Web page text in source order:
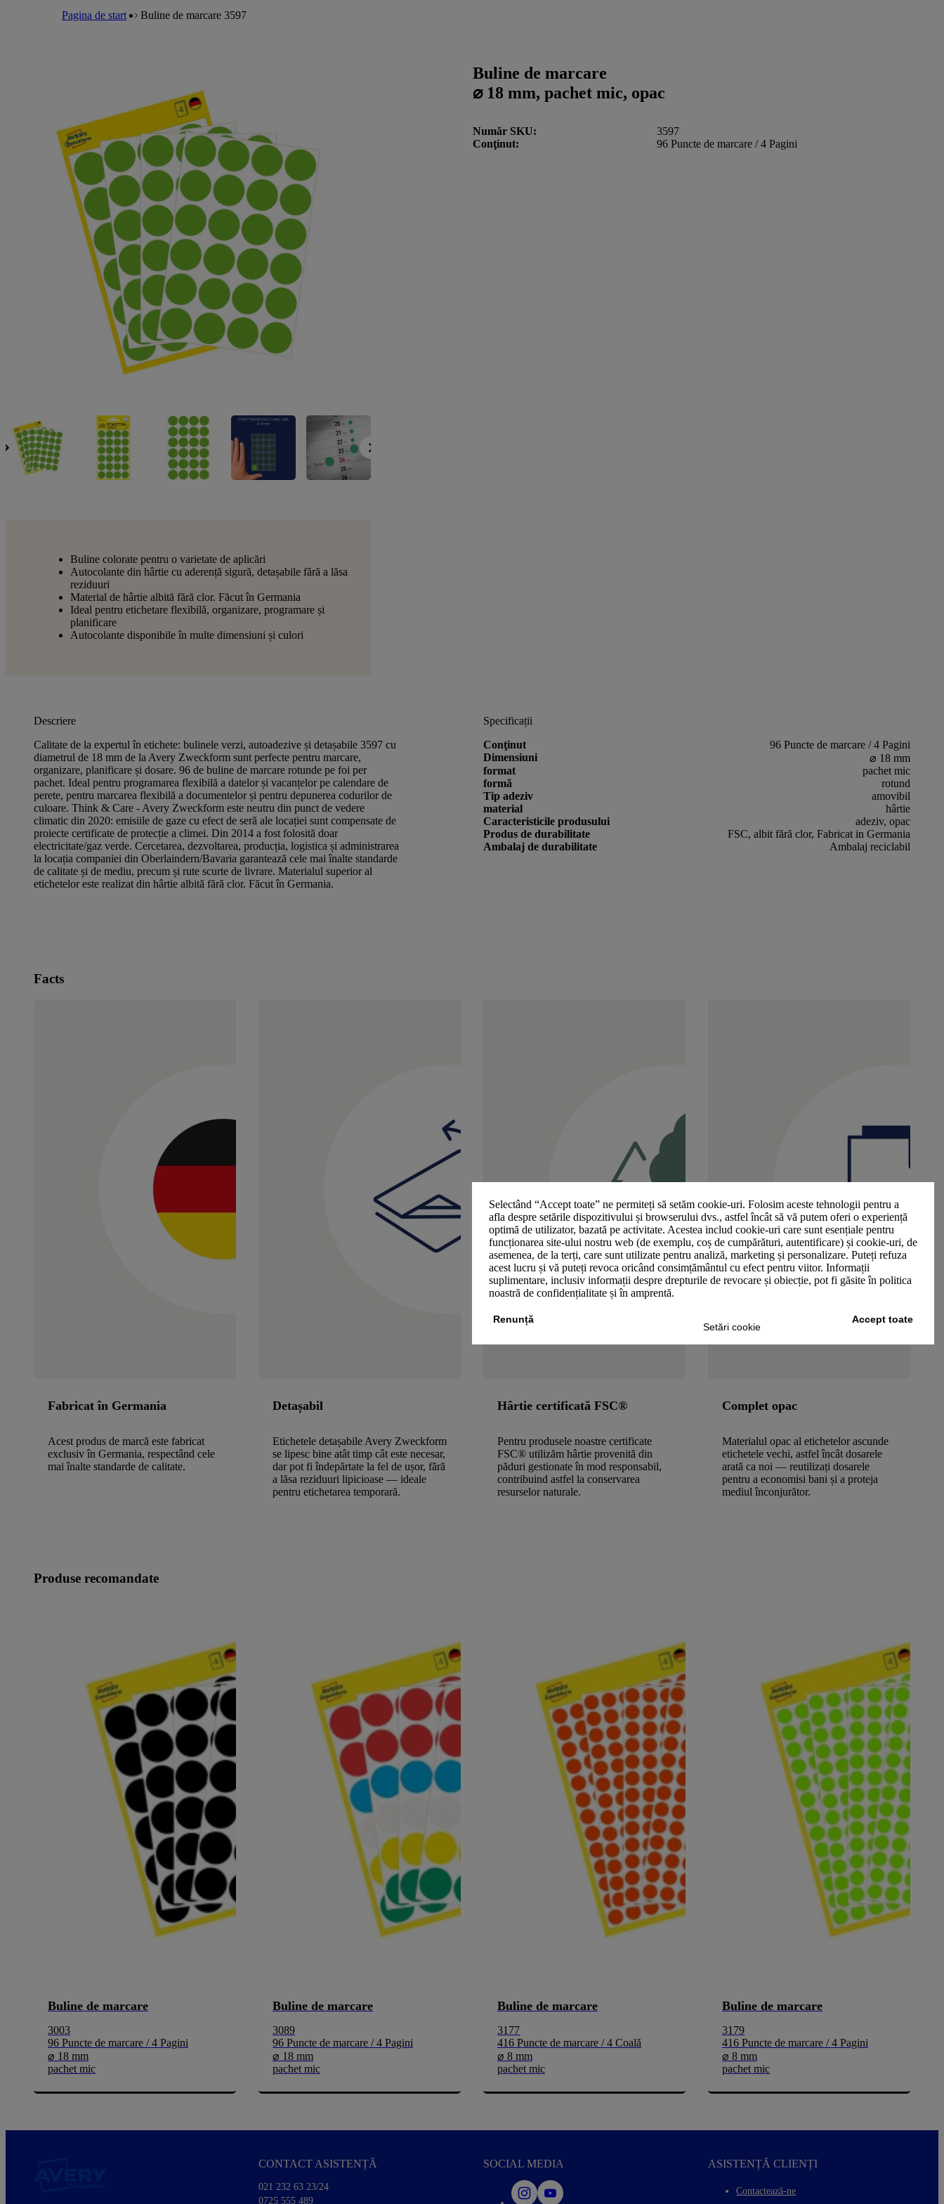
Selectând “Accept toate” ne permiteți să setăm cookie-uri. Folosim aceste tehnologii pentru a
afla despre setările dispozitivului și browserului dvs., astfel încât să vă putem oferi o experiență
optimă de utilizator, bazată pe activitate. Acestea includ cookie-uri care sunt esențiale pentru
funcționarea site-ului nostru web (de exemplu, coș de cumpărături, autentificare) și cookie-uri, de
asemenea, de la terți, care sunt utilizate pentru analiză, marketing și personalizare. Puteți refuza
acest lucru și vă puteți revoca oricând consimțământul cu efect pentru viitor. Informații
suplimentare, inclusiv informații despre drepturile de revocare și obiecție, pot fi găsite în politica
noastră de confidențialitate și în amprentă.
Setări cookie
Renunță Accept toate
Pagina de start Buline de marcare 3597
Buline de marcare
⌀ 18 mm, pachet mic, opac
Număr SKU
3597
Conţinut
96 Puncte de marcare / 4 Pagini
Buline colorate pentru o varietate de aplicări
Autocolante din hârtie cu aderență sigură, detașabile fără a lăsa
reziduuri
Material de hârtie albită fără clor. Făcut în Germania
Ideal pentru etichetare flexibilă, organizare, programare și
planificare
Autocolante disponibile în multe dimensiuni și culori
Descriere
Calitate de la expertul în etichete: bulinele verzi, autoadezive și detașabile 3597 cu
diametrul de 18 mm de la Avery Zweckform sunt perfecte pentru marcare,
organizare, planificare și dosare. 96 de buline de marcare rotunde pe foi per
pachet. Ideal pentru programarea flexibilă a datelor și vacanțelor pe calendare de
perete, pentru marcarea flexibilă a documentelor și pentru depunerea codurilor de
culoare. Think & Care - Avery Zweckform este neutru din punct de vedere
climatic din 2020: emisiile de gaze cu efect de seră ale locației sunt compensate de
proiecte certificate de protecție a climei. Din 2014 a fost folosită doar
electricitate/gaz verde. Cercetarea, dezvoltarea, producția, logistica și administrarea
la locația companiei din Oberlaindern/Bavaria garantează cele mai înalte standarde
de calitate și de mediu, precum și rute scurte de livrare. Materialul superior al
etichetelor este realizat din hârtie albită fără clor. Făcut în Germania.
Specificații
Conţinut
96 Puncte de marcare / 4 Pagini
Dimensiuni
⌀ 18 mm
format
pachet mic
formă
rotund
Tip adeziv
amovibil
material
hârtie
Caracteristicile produsului
adeziv, opac
Produs de durabilitate
FSC, albit fără clor, Fabricat in Germania
Ambalaj de durabilitate
Ambalaj reciclabil
Facts
Fabricat în Germania
Acest produs de marcă este fabricat
exclusiv în Germania, respectând cele
mai înalte standarde de calitate.
Detașabil
Etichetele detașabile Avery Zweckform
se lipesc bine atât timp cât este necesar,
dar pot fi îndepărtate la fel de ușor, fără
a lăsa reziduuri lipicioase — ideale
pentru etichetarea temporară.
Hârtie certificată FSC®
Pentru produsele noastre certificate
FSC® utilizăm hârtie provenită din
păduri gestionate în mod responsabil,
contribuind astfel la conservarea
resurselor naturale.
Complet opac
Materialul opac al etichetelor ascunde
etichetele vechi, astfel încât dosarele
arată ca noi — reutilizați dosarele
pentru a economisi bani și a proteja
mediul înconjurător.
Produse recomandate
Buline de marcare
3003
96 Puncte de marcare / 4 Pagini
⌀ 18 mm
pachet mic
Buline de marcare
3089
96 Puncte de marcare / 4 Pagini
⌀ 18 mm
pachet mic
Buline de marcare
3177
416 Puncte de marcare / 4 Coală
⌀ 8 mm
pachet mic
Buline de marcare
3179
416 Puncte de marcare / 4 Pagini
⌀ 8 mm
pachet mic
CONTACT ASISTENȚĂ
021 232 63 23/24
0725 555 489
SOCIAL MEDIA ASISTENȚĂ CLIENȚI
Contactează-ne